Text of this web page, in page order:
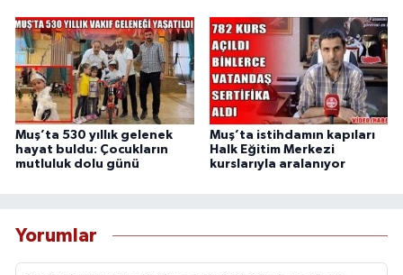
Muş’ta 530 yıllık gelenek
hayat buldu: Çocukların
mutluluk dolu günü
Muş’ta istihdamın kapıları
Halk Eğitim Merkezi
kurslarıyla aralanıyor
Yorumlar